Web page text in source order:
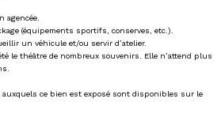
agencée.
(équipements sportifs, conserves, etc.).
un véhicule et/ou servir d’atelier.
été le théâtre de nombreux souvenirs. Elle n’attend plus
ce bien est exposé sont disponibles sur le